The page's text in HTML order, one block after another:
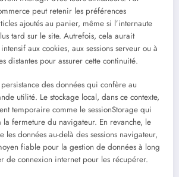
peut retenir les préférences
ajoutés au panier, même si l’internaute
tard sur le site. Autrefois, cela aurait
aux cookies, aux sessions serveur ou à
distantes pour assurer cette continuité.
des données qui confère au
utilité. Le stockage local, dans ce contexte,
temporaire comme le sessionStorage qui
la fermeture du navigateur. En revanche, le
les données au-delà des sessions navigateur,
fiable pour la gestion de données à long
de connexion internet pour les récupérer.